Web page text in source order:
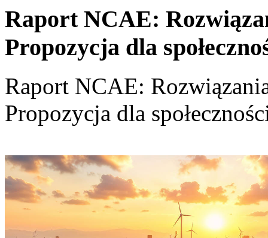
Raport NCAE:
Propozycja dla
Raport NCAE:
Propozycja dla